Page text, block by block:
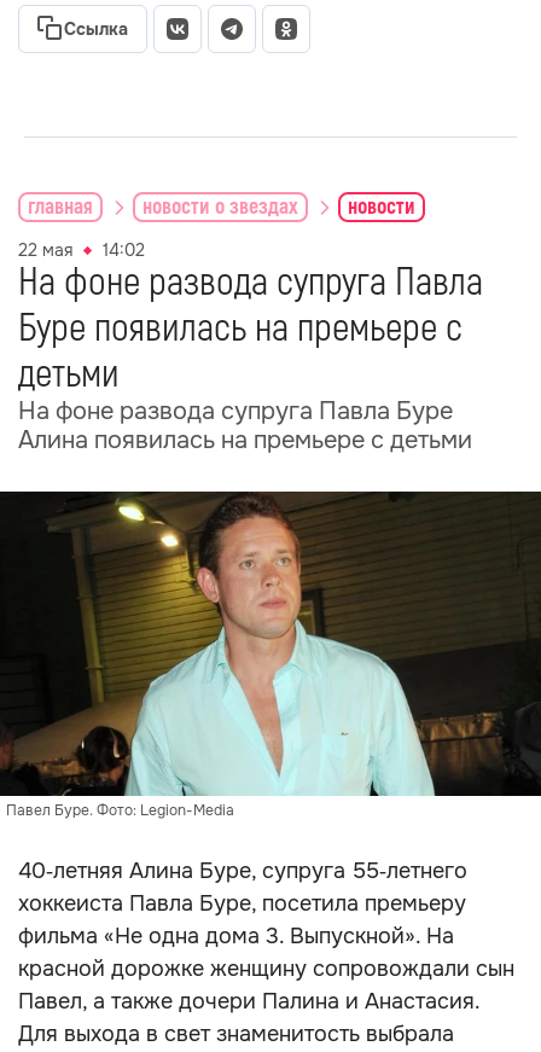
Ссылка
главная новости о звездах новости
22 мая 14:02
На фоне развода супруга Павла
Буре появилась на премьере с
детьми
На фоне развода супруга Павла Буре
Алина появилась на премьере с детьми
Павел Буре. Фото: Legion-Media
40‑летняя Алина Буре, супруга 55‑летнего
хоккеиста Павла Буре, посетила премьеру
фильма «Не одна дома 3. Выпускной». На
красной дорожке женщину сопровождали сын
Павел, а также дочери Палина и Анастасия.
Для выхода в свет знаменитость выбрала